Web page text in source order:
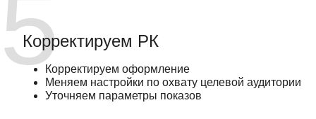
Корректируем РК
Корректируем оформление
Меняем настройки по охвату целевой аудитории
Уточняем параметры показов